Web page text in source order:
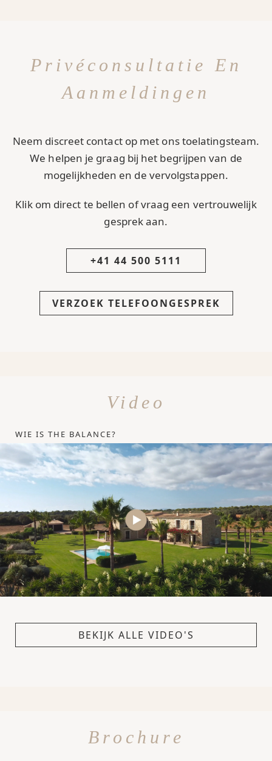
Privéconsultatie En
Aanmeldingen
Neem discreet contact op met ons toelatingsteam.
We helpen je graag bij het begrijpen van de
mogelijkheden en de vervolgstappen.
Klik om direct te bellen of vraag een vertrouwelijk
gesprek aan.
+41 44 500 5111
VERZOEK TELEFOONGESPREK
Video
WIE IS THE BALANCE?
BEKIJK ALLE VIDEO'S
Brochure